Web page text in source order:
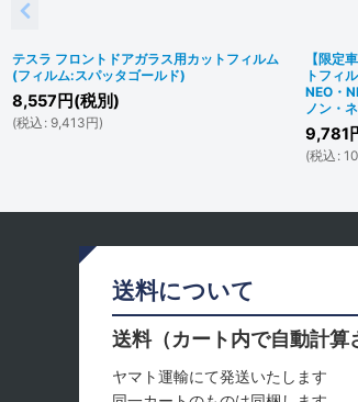
テスラ フロントドアガラス用カットフィルム
(フィルム:スパッタゴールド)
8,557 円(税別)
(税込 : 9,413円)
【限定
トフィ
NEO・
ノン・
9,781
(税込 :
送料について
送料（カート内で自動計算
ヤマト運輸にて発送いたします